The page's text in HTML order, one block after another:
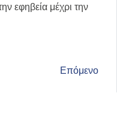
εφηβεία μέχρι την
Επόμενο